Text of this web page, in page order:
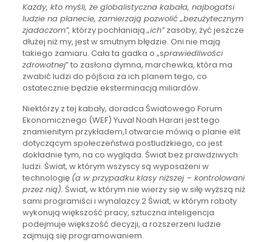
Każdy, kto myśli, że globalistyczna kabała, najbogatsi
ludzie na planecie, zamierzają pozwolić „bezużytecznym
zjadaczom”, którzy pochłaniają„ich”zasoby, żyć jeszcze
dłużej niż my, jest w smutnym błędzie. Oni nie mają
takiego zamiaru. Cała ta gadka o „sprawiedliwości
zdrowotnej” to zasłona dymna, marchewka, która ma
zwabić ludzi do pójścia za ich planem tego, co
ostatecznie będzie eksterminacją miliardów.
Niektórzy z tej kabały, doradca Światowego Forum
Ekonomicznego (WEF) Yuval Noah Harari jest tego
znamienitym przykładem,1 otwarcie mówią o planie elit
dotyczącym społeczeństwa postludzkiego, co jest
dokładnie tym, na co wygląda. Świat bez prawdziwych
ludzi. Świat, w którym wszyscy są wyposażeni w
technologię (a w przypadku klasy niższej – kontrolowani
przez nią). Świat, w którym nie wierzy się w siłę wyższą niż
sami programiści i wynalazcy.2 Świat, w którym roboty
wykonują większość pracy, sztuczna inteligencja
podejmuje większość decyzji, a rozszerzeni ludzie
zajmują się programowaniem.